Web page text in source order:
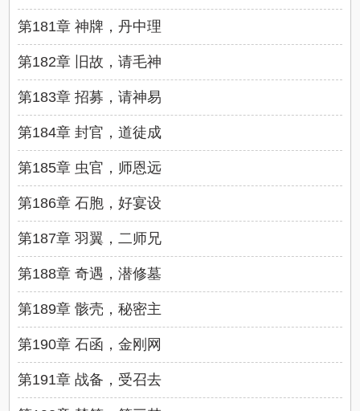
第181章 神牌，丹中理
第182章 旧故，请毛神
第183章 招募，请神易
第184章 封官，道徒成
第185章 虫官，师恩远
第186章 石胞，好宴设
第187章 羽翼，二师兄
第188章 奇遇，潜修墓
第189章 骸壳，秘密主
第190章 石函，金刚网
第191章 战备，受召去